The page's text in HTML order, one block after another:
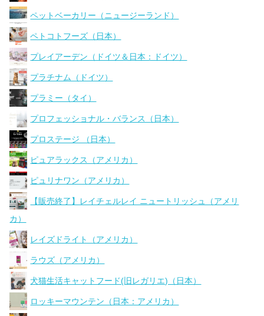
ペットベーカリー（ニュージーランド）
ペトコトフーズ（日本）
プレイアーデン（ドイツ＆日本：ドイツ）
プラチナム（ドイツ）
プラミー（タイ）
プロフェッショナル・バランス（日本）
プロステージ （日本）
ピュアラックス（アメリカ）
ピュリナワン（アメリカ）
【販売終了】レイチェルレイ ニュートリッシュ（アメリ
カ）
レイズドライト（アメリカ）
ラウズ（アメリカ）
犬猫生活キャットフード(旧レガリエ)（日本）
ロッキーマウンテン（日本：アメリカ）